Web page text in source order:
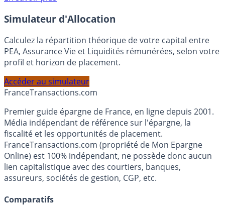
En savoir plus
Simulateur d'Allocation
Calculez la répartition théorique de votre capital entre
PEA, Assurance Vie et Liquidités rémunérées, selon votre
profil et horizon de placement.
Accéder au simulateur
FranceTransactions.com
Premier guide épargne de France, en ligne depuis 2001.
Média indépendant de référence sur l'épargne, la
fiscalité et les opportunités de placement.
FranceTransactions.com (propriété de Mon Epargne
Online) est 100% indépendant, ne possède donc aucun
lien capitalistique avec des courtiers, banques,